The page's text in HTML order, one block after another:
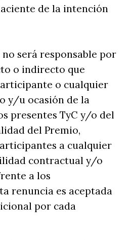
de la intención
será responsable por
o indirecto que
o cualquier
y/u ocasión de la
presentes TyC y/o del
del Premio,
a cualquier
contractual y/o
a los
renuncia es aceptada
por cada